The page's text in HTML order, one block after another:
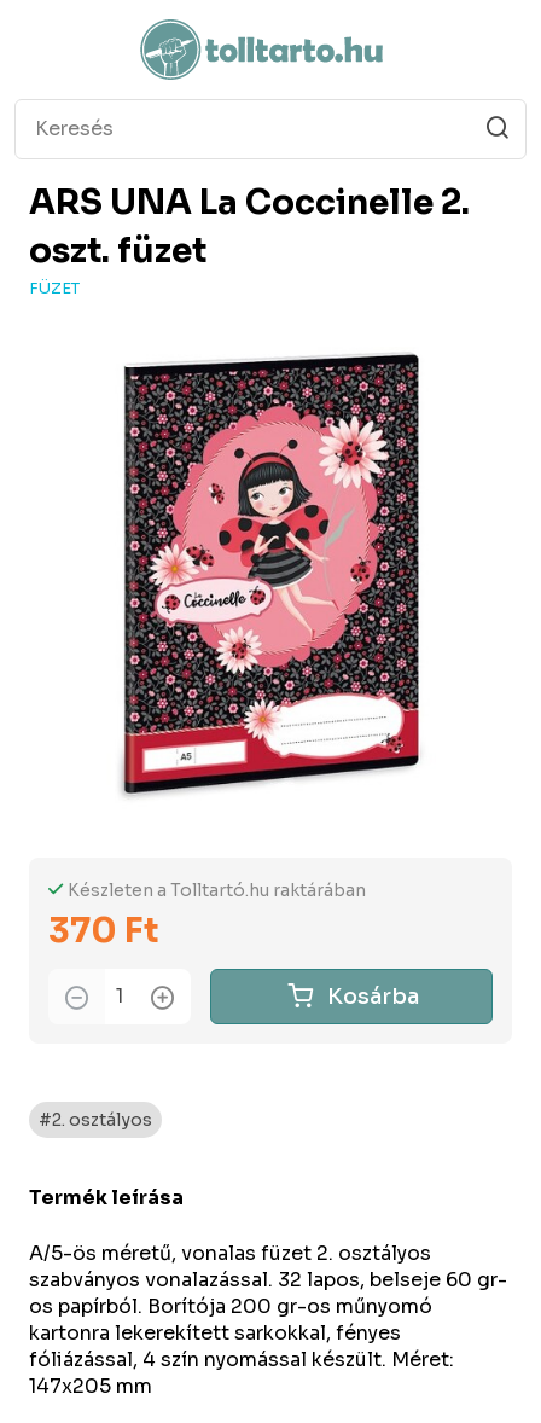
ARS UNA La Coccinelle 2.
oszt. füzet
FÜZET
Készleten a Tolltartó.hu raktárában
370 Ft
Kosárba
#2. osztályos
Termék leírása
A/5-ös méretű, vonalas füzet 2. osztályos
szabványos vonalazással. 32 lapos, belseje 60 gr-
os papírból. Borítója 200 gr-os műnyomó
kartonra lekerekített sarkokkal, fényes
fóliázással, 4 szín nyomással készült. Méret:
147x205 mm